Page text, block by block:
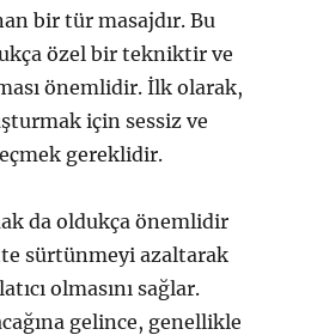
bir tür masajdır. Bu
özel bir tekniktir ve
önemlidir. İlk olarak,
için sessiz ve
gereklidir.
da oldukça önemlidir
sürtünmeyi azaltarak
olmasını sağlar.
gelince, genellikle